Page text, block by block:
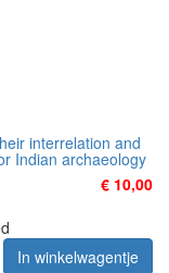
interrelation and
Indian archaeology
€ 10,00
In winkelwagentje